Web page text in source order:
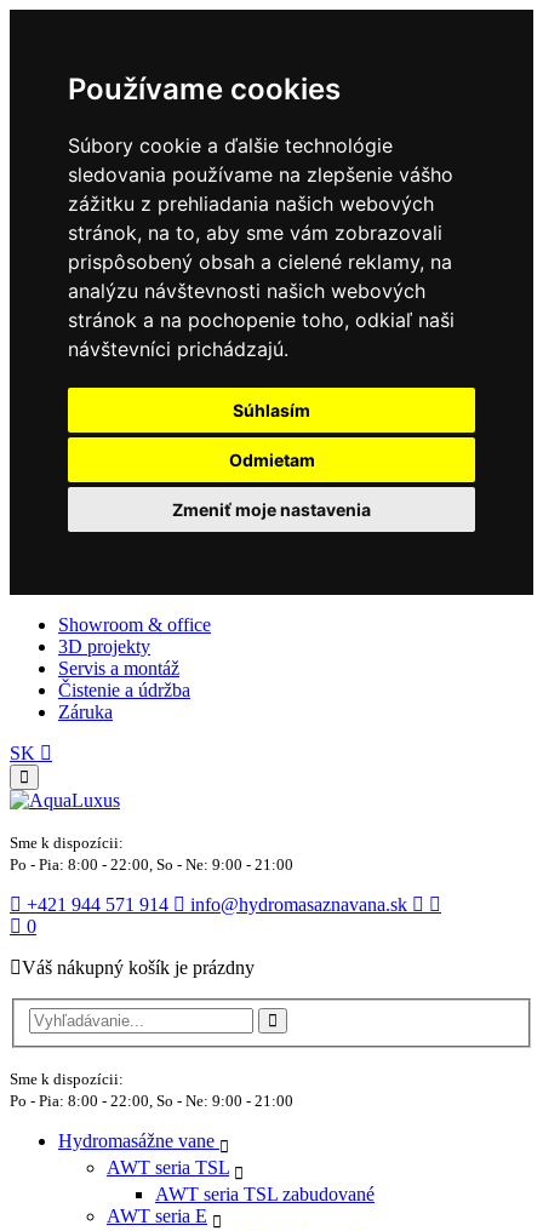
Používame cookies
Súbory cookie a ďalšie technológie
sledovania používame na zlepšenie vášho
zážitku z prehliadania našich webových
stránok, na to, aby sme vám zobrazovali
prispôsobený obsah a cielené reklamy, na
analýzu návštevnosti našich webových
stránok a na pochopenie toho, odkiaľ naši
návštevníci prichádzajú.
Súhlasím
Odmietam
Zmeniť moje nastavenia
Showroom & office
3D projekty
Servis a montáž
Čistenie a údržba
Záruka
SK
Sme k dispozícii:
Po - Pia: 8:00 - 22:00, So - Ne: 9:00 - 21:00
+421 944 571 914
info@hydromasaznavana.sk
0
Váš nákupný košík je prázdny
Sme k dispozícii:
Po - Pia: 8:00 - 22:00, So - Ne: 9:00 - 21:00
Hydromasážne vane
AWT seria TSL
AWT seria TSL zabudované
AWT seria E